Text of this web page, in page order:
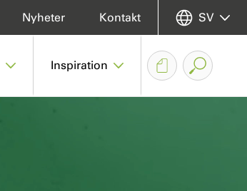
Inspiration
Nyheter Kontakt SV